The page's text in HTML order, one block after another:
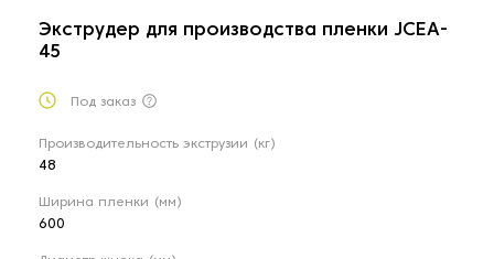
Экструдер для производства пленки JCEA-
45
Под заказ
Производительность экструзии (кг)
48
Ширина пленки (мм)
600